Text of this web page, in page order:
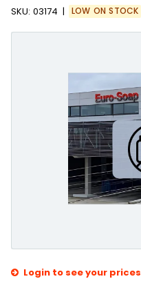
SKU: 03174 LOW ON STOCK
Login to see your prices